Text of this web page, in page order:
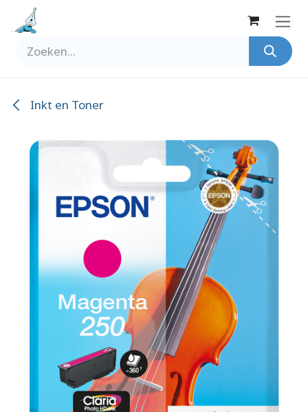
Overslaan naar inhoud
Inkt en Toner